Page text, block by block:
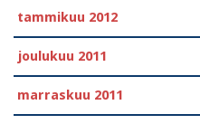
tammikuu 2012
joulukuu 2011
marraskuu 2011